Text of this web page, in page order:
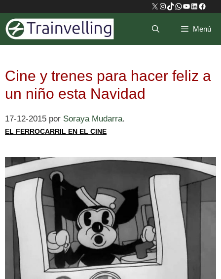
contenido
X Instagram
TikTok
WhatsApp
YouTube
LinkedIn
Menú
Cine y trenes para hacer feliz a
un niño esta Navidad
17-12-2015 por Soraya Mudarra.
EL FERROCARRIL EN EL CINE